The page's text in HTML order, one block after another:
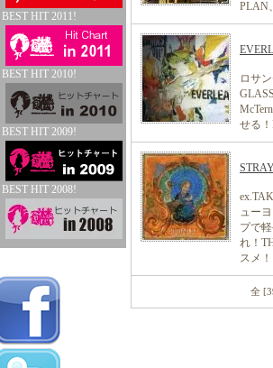
BEST HIT 2011!
BEST HIT 2010!
BEST HIT 2009!
BEST HIT 2008!
PLAN
ロサ
せる
ュー
プで
れ！
スメ！
全